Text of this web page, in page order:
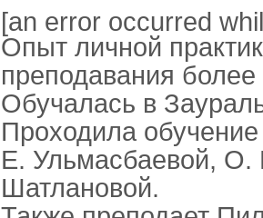
[an error occurred
Опыт личной
преподавания более
Обучалась в
Проходила
Е. Ульмасбаевой, О.
Шатлановой.